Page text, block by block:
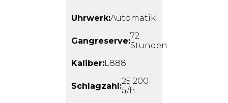
Uhrwerk:Automatik
Gangreserve:72
Stunden
Kaliber:L888
Schlagzahl:25 200
a/h